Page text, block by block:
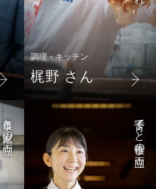
調理・キッチン
梶野 さん
仕事と家庭の両立 子育てと仕事の両立